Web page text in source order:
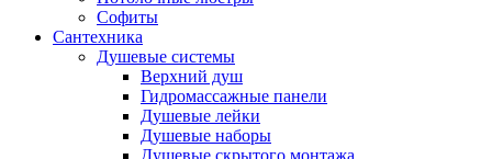
Софиты
Сантехника
Душевые системы
Верхний душ
Гидромассажные панели
Душевые лейки
Душевые наборы
Душевые скрытого монтажа